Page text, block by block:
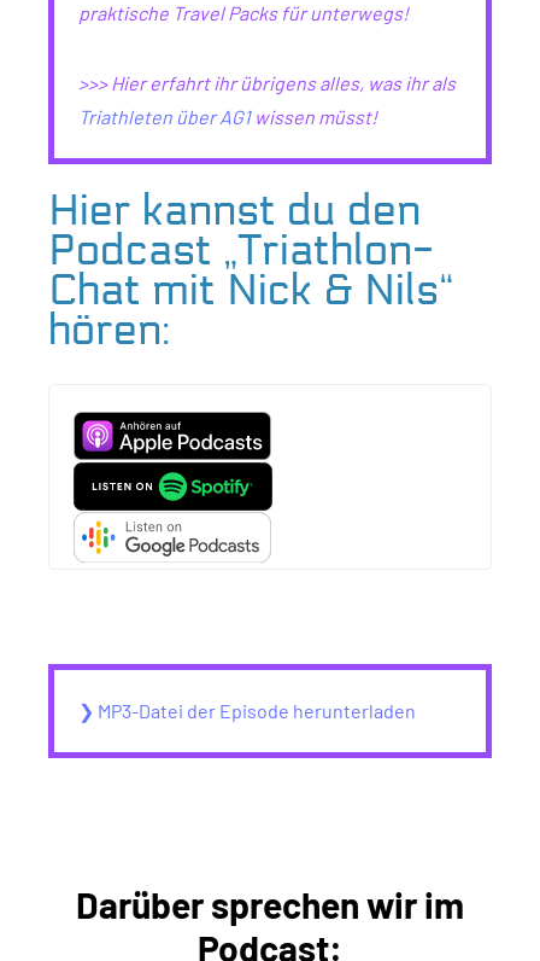
praktische Travel Packs für unterwegs!
>>> Hier erfahrt ihr übrigens alles, was ihr als
Triathleten über AG1wissen müsst!
Hier kannst du den
Podcast „Triathlon-
Chat mit Nick & Nils“
hören:
❯ MP3-Datei der Episode herunterladen
Darüber sprechen wir im
Podcast: